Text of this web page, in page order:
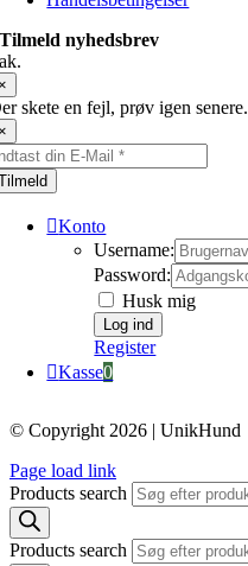
Tilmeld nyhedsbrev
skete en fejl, prøv igen senere.
Konto
Username:
Password:
Husk mig
Register
Kasse0
© Copyright 2026 | UnikHund
Page load link
Products search
Products search